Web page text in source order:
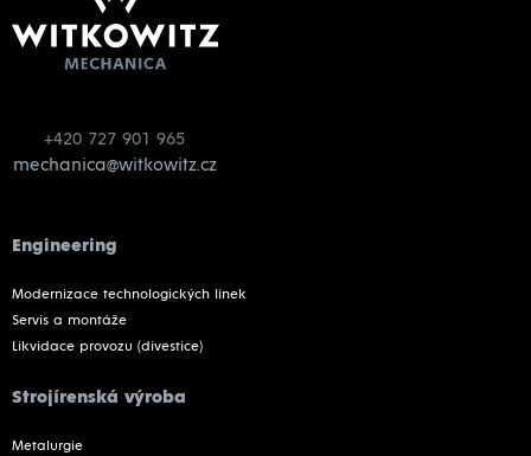
+420 727 901 965
mechanica@witkowitz.cz
Engineering
Modernizace technologických linek
Servis a montáže
Likvidace provozu (divestice)
Strojírenská výroba
Metalurgie